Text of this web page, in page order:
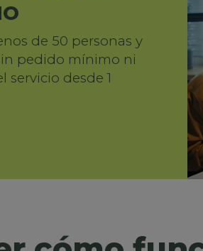
de 50 personas y
pedido mínimo ni
servicio desde 1